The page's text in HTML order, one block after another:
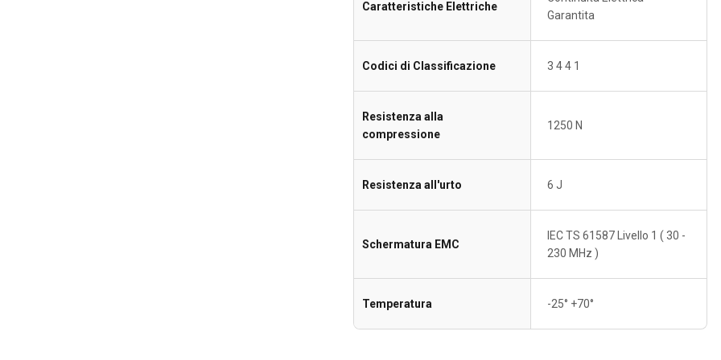
Caratteristiche Elettriche
Garantita
Codici di Classificazione 3 4 4 1
Resistenza alla
compressione
1250 N
Resistenza all'urto 6 J
Schermatura EMC
IEC TS 61587 Livello 1 ( 30 -
230 MHz )
Temperatura -25° +70°